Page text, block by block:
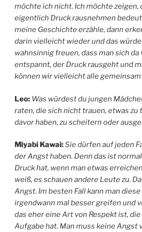
möchte ich nicht. Ich möchte zeigen,
eigentlich Druck rausnehmen
meine Geschichte erzähle, dann
darin vielleicht wieder und das
wahnsinnig freuen, dass man sich
entspannt, der Druck rausgeht und
können wir vielleicht alle
Leo: Was würdest du jungen
raten, die sich nicht trauen, etwas zu
davor haben, zu scheitern oder
Miyabi Kawai:Sie dürfen auf jeden
der Angst haben. Denn das ist
Druck hat, wenn man etwas
weiß, es schauen andere Leute zu.
Angst. Im besten Fall kann man
irgendwann mal besser greifen und
das eher eine Art von Respekt ist,
Aufgabe hat. Man muss keine Angst